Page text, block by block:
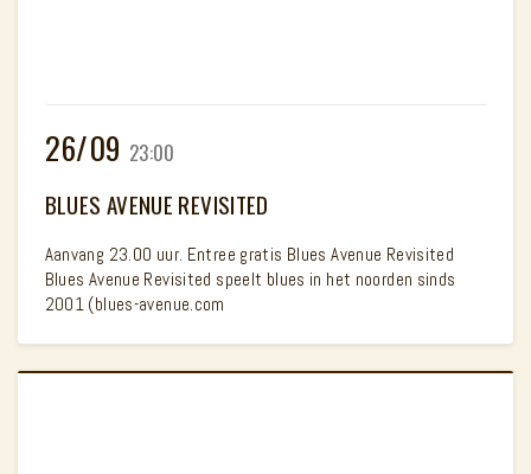
26/09 23:00
BLUES AVENUE REVISITED
Aanvang 23.00 uur. Entree gratis Blues Avenue Revisited
Blues Avenue Revisited speelt blues in het noorden sinds
2001 (blues-avenue.com